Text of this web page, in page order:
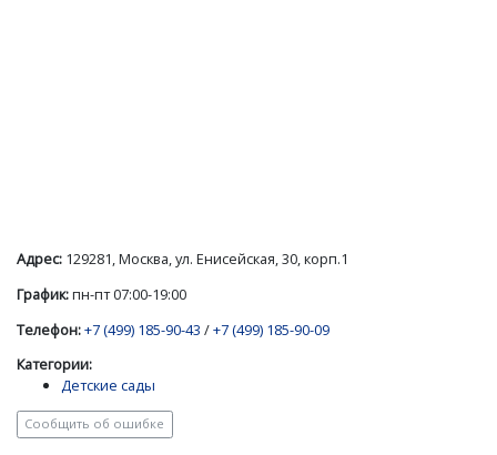
Адрес: 129281, Москва, ул. Енисейская, 30, корп.1
График:пн-пт 07:00-19:00
Телефон:+7 (499) 185-90-43 /+7 (499) 185-90-09
Категории:
Детские сады
Сообщить об ошибке